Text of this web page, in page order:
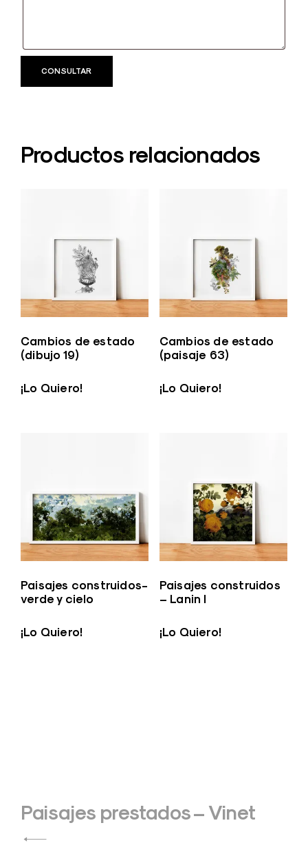
Productos relacionados
Cambios de estado
(dibujo 19)
¡Lo Quiero!
Cambios de estado
(paisaje 63)
¡Lo Quiero!
Paisajes construidos-
verde y cielo
¡Lo Quiero!
Paisajes construidos
– Lanin I
¡Lo Quiero!
Navegación
de
Paisajes prestados – Vinet